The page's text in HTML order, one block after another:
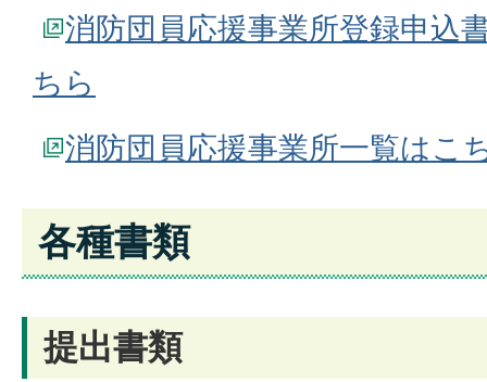
消防団員応援事業所登録申込
ちら
消防団員応援事業所一覧はこ
各種書類
提出書類